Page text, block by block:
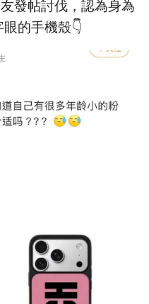
發帖討伐，認為身為
的手機殼👇